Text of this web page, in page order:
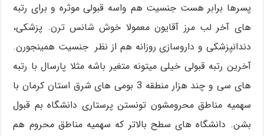
پسرها برابر هست جنسیت هم واسه قبولی موثره و برای رتبه
های آخر لب مرز آقایون معمولا خوش شانس ترن. پزشکی،
دندانپزشکی و داروسازی روزانه هم از نظر جنسیت همینجورن.
آخرین رتبه قبولی خیلی میتونه متغیر باشه مثلا پارسال با رتبه
های سی و چند هزار منطقه 3 بومی های شرق استان کرمان با
سهمیه مناطق محرومشون تونستن پرستاری دانشگاه بم قبول
بشن. دانشگاه های سطح بالاتر که سهمیه مناطق محروم هم